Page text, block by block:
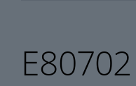
E80702